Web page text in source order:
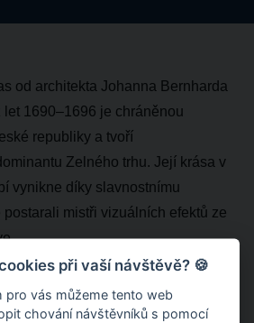
od architekta Johanna Bernharda
let 1690–1696 je chráněnou
republiky a tvoří
Zelného trhu. Její krása v
vynikne díky slavnostnímu
mistři vizuálních efektů ze
při vaší návštěvě? 🍪
pro vás můžeme tento web
chování návštěvníků s pomocí